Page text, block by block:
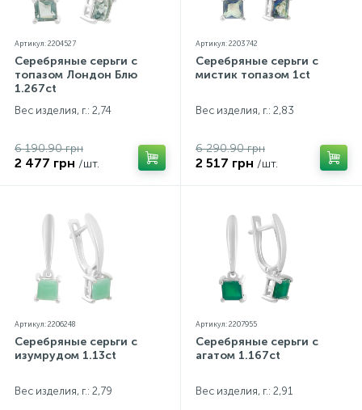
Артикул: 2204527
Серебряные серьги с
топазом Лондон Блю
1.267ct
Вес изделия, г.: 2,74
6 190.90 грн
2 477 грн /шт.
Артикул: 2203742
Серебряные серьги с
мистик топазом 1ct
Вес изделия, г.: 2,83
6 290.90 грн
2 517 грн /шт.
Артикул: 2206248
Серебряные серьги с
изумрудом 1.13ct
Вес изделия, г.: 2,79
Артикул: 2207955
Серебряные серьги с
агатом 1.167ct
Вес изделия, г.: 2,91